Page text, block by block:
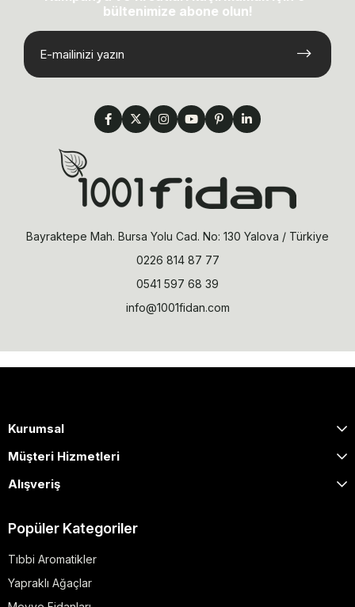
bültenimize abone olun!
Bayraktepe Mah. Bursa Yolu Cad. No: 130 Yalova / Türkiye
0226 814 87 77
0541 597 68 39
info@1001fidan.com
Kurumsal
Müşteri Hizmetleri
Alışveriş
Popüler Kategoriler
Tıbbi Aromatikler
Yapraklı Ağaçlar